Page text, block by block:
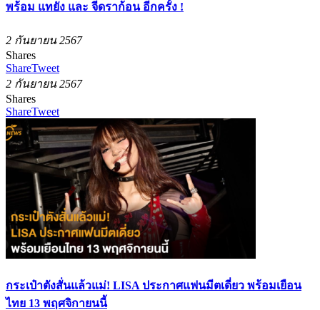
พร้อม แทยัง และ จีดราก้อน อีกครั้ง !
2 กันยายน 2567
Shares
ShareTweet
2 กันยายน 2567
Shares
ShareTweet
กระเป๋าตังสั่นแล้วแม่! LISA ประกาศแฟนมีตเดี่ยว พร้อมเยือน
ไทย 13 พฤศจิกายนนี้